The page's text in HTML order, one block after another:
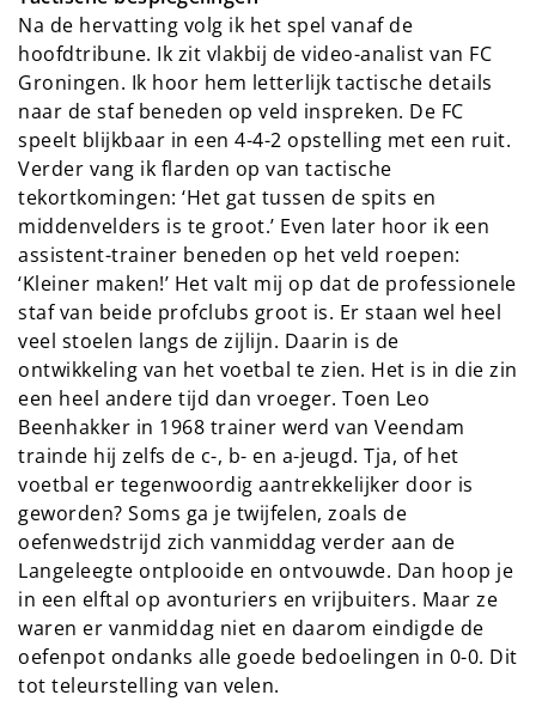
Na de hervatting volg ik het spel vanaf de
hoofdtribune. Ik zit vlakbij de video-analist van FC
Groningen. Ik hoor hem letterlijk tactische details
naar de staf beneden op veld inspreken. De FC
speelt blijkbaar in een 4-4-2 opstelling met een ruit.
Verder vang ik flarden op van tactische
tekortkomingen: ‘Het gat tussen de spits en
middenvelders is te groot.’ Even later hoor ik een
assistent-trainer beneden op het veld roepen:
‘Kleiner maken!’ Het valt mij op dat de professionele
staf van beide profclubs groot is. Er staan wel heel
veel stoelen langs de zijlijn. Daarin is de
ontwikkeling van het voetbal te zien. Het is in die zin
een heel andere tijd dan vroeger. Toen Leo
Beenhakker in 1968 trainer werd van Veendam
trainde hij zelfs de c-, b- en a-jeugd. Tja, of het
voetbal er tegenwoordig aantrekkelijker door is
geworden? Soms ga je twijfelen, zoals de
oefenwedstrijd zich vanmiddag verder aan de
Langeleegte ontplooide en ontvouwde. Dan hoop je
in een elftal op avonturiers en vrijbuiters. Maar ze
waren er vanmiddag niet en daarom eindigde de
oefenpot ondanks alle goede bedoelingen in 0-0. Dit
tot teleurstelling van velen.